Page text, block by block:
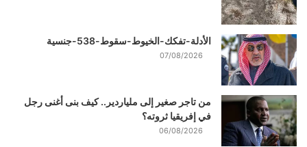
الأدلة-تفكك-الخيوط-سقوط-538-جنسية
07/08/2026
من تاجر صغير إلى ملياردير.. كيف بنى أغنى رجل
في إفريقيا ثروته؟
06/08/2026